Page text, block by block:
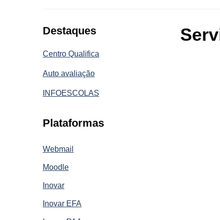
Destaques
Centro Qualifica
Auto avaliação
INFOESCOLAS
Plataformas
Webmail
Moodle
Inovar
Inovar EFA